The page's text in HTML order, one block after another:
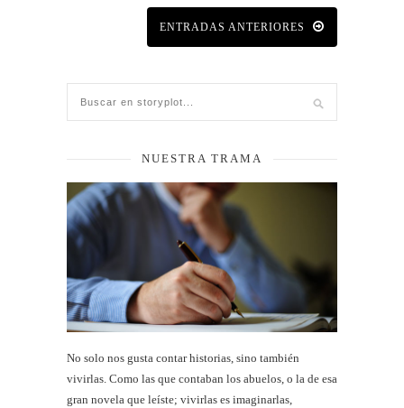
ENTRADAS ANTERIORES
NUESTRA TRAMA
No solo nos gusta contar historias, sino también
vivirlas. Como las que contaban los abuelos, o la de esa
gran novela que leíste; vivirlas es imaginarlas,